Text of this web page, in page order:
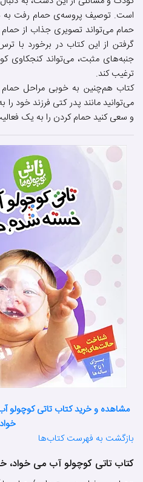
است. توصیف پروسه‌ی حمام رفت به
حمام می‌تواند تصویری جذاب از
گرفتن از این کتاب در برخورد با
جنبه‌های مثبت، می‌تواند کنجکاوی
ترغیب کند.
کتاب هم‌چنین به خوبی مراحل
می‌توانید مانند پدر کتی فرزند خود را
و سعی کنید حمام کردن را به یک
مشاهده و خرید کتاب تاتی
خواد
بازگشت به فهرست کتاب‌ها
کتاب تاتی کوچولو آب می